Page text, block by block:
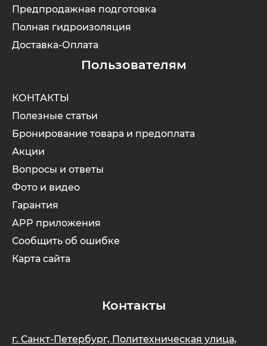
Предпродажная подготовка
Полная гидроизоляция
Доставка-Оплата
Пользователям
КОНТАКТЫ
Полезные статьи
Бронирование товара и предоплата
Акции
Вопросы и ответы
Фото и видео
Гарантия
APP приложения
Сообщить об ошибке
Карта сайта
Контакты
г. Санкт-Петербург, Политехническая улица,